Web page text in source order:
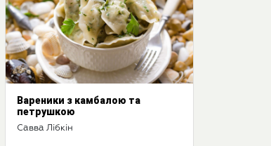
Вареники з камбалою та
петрушкою
Савва Лібкін